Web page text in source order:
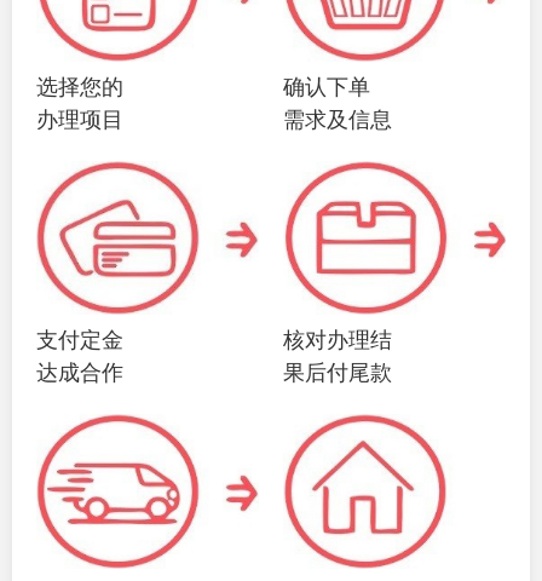
选择您的
办理项目
确认下单
需求及信息
支付定金
达成合作
核对办理结
果后付尾款